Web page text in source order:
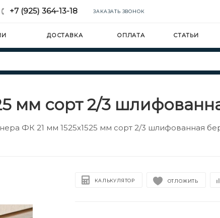
+7 (925) 364-13-18 ЗАКАЗАТЬ ЗВОНОК
ДОСТАВКА ОПЛАТА СТАТЬИ
мм сорт 2/3
ФК 21 мм 1525х1525 мм сорт 2/3 шлифованная
КАЛЬКУЛЯТОР ОТЛОЖИТЬ